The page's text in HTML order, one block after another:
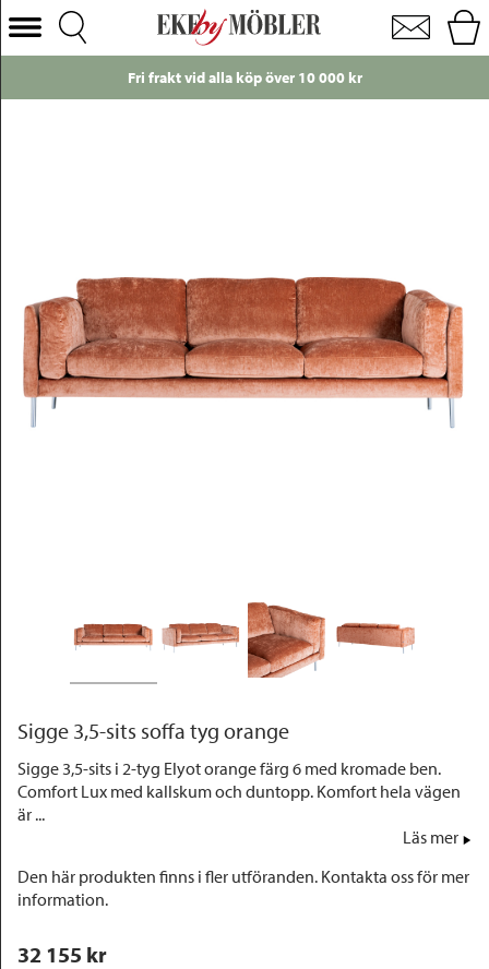
Sigge 3,5-sits soffa tyg orange
Välj Kategori
Förvaring
Inredning
Mattor
Belysning
Fri frakt vid alla köp över 10 000 kr
Sigge 3,5-sits soffa tyg orange
Sigge 3,5-sits i 2-tyg Elyot orange färg 6 med kromade ben.
Comfort Lux med kallskum och duntopp. Komfort hela vägen
är ...
Läs mer
Den här produkten finns i fler utföranden. Kontakta oss för mer
information.
32 155 kr